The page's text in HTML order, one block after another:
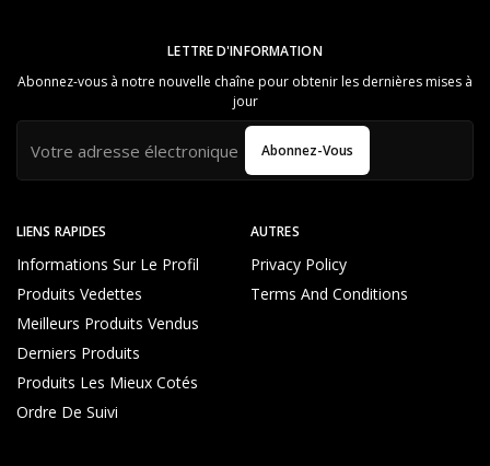
LIENS RAPIDES
Informations Sur Le Profil
Produits Vedettes
Meilleurs Produits Vendus
Derniers Produits
Produits Les Mieux Cotés
Ordre De Suivi
AUTRES
Privacy Policy
Terms And Conditions
LETTRE D'INFORMATION
Abonnez-vous à notre nouvelle chaîne pour obtenir les dernières mises à
jour
Abonnez-Vous